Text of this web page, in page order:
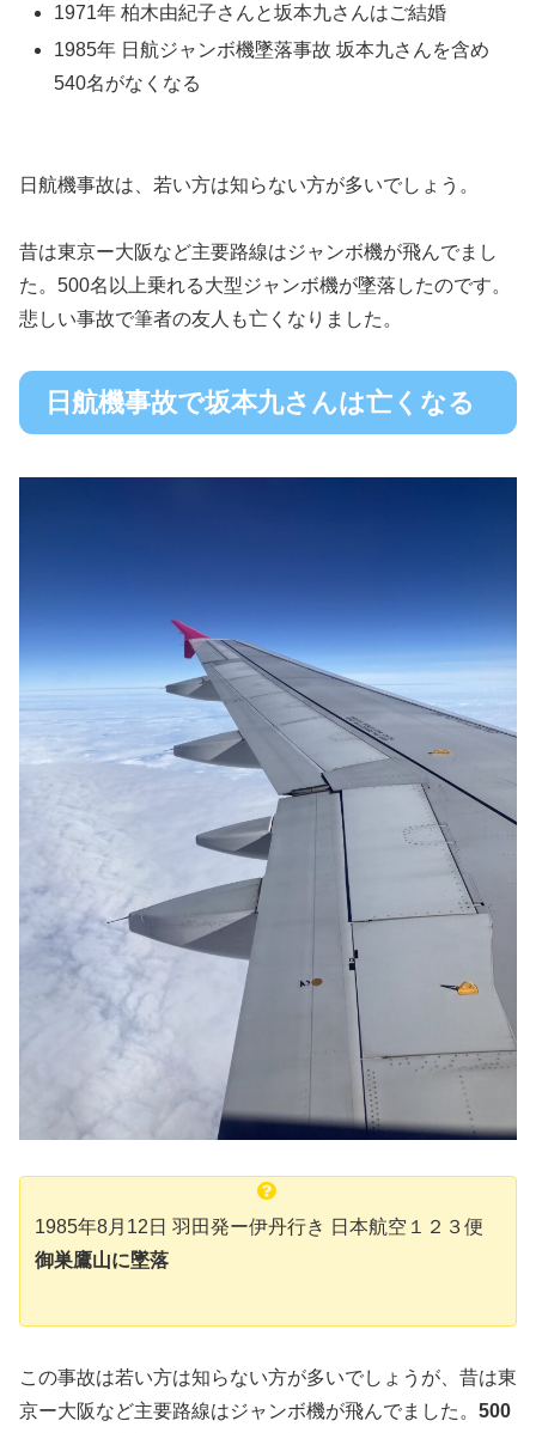
1971年 柏木由紀子さんと坂本九さんはご結婚
1985年 日航ジャンボ機墜落事故 坂本九さんを含め
540名がなくなる
日航機事故は、若い方は知らない方が多いでしょう。
昔は東京ー大阪など主要路線はジャンボ機が飛んでまし
た。500名以上乗れる大型ジャンボ機が墜落したのです。
悲しい事故で筆者の友人も亡くなりました。
日航機事故で坂本九さんは亡くなる
1985年8月12日 羽田発ー伊丹行き 日本航空１２３便
御巣鷹山に墜落
この事故は若い方は知らない方が多いでしょうが、昔は東
京ー大阪など主要路線はジャンボ機が飛んでました。 500